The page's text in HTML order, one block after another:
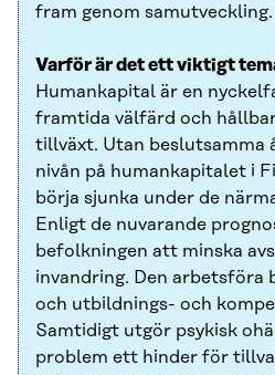
fram genom samutveckling.
Varför är det ett viktigt
Humankapital är en
framtida välfärd och
tillväxt. Utan beslutsamma
nivån på humankapitalet i
börja sjunka under de
Enligt de nuvarande
befolkningen att minska
invandring. Den arbetsföra
och utbildnings- och
Samtidigt utgör psykisk
problem ett hinder för